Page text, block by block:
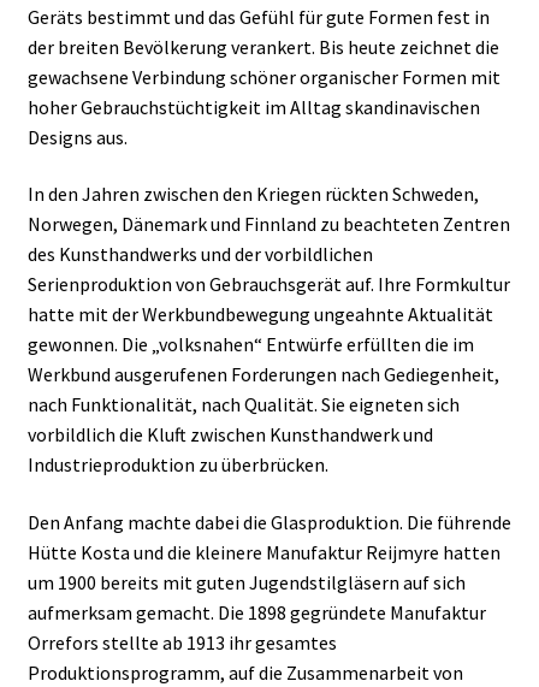
Geräts bestimmt und das Gefühl für gute Formen fest in
der breiten Bevölkerung verankert. Bis heute zeichnet die
gewachsene Verbindung schöner organischer Formen mit
hoher Gebrauchstüchtigkeit im Alltag skandinavischen
Designs aus.
In den Jahren zwischen den Kriegen rückten Schweden,
Norwegen, Dänemark und Finnland zu beachteten Zentren
des Kunsthandwerks und der vorbildlichen
Serienproduktion von Gebrauchsgerät auf. Ihre Formkultur
hatte mit der Werkbundbewegung ungeahnte Aktualität
gewonnen. Die „volksnahen“ Entwürfe erfüllten die im
Werkbund ausgerufenen Forderungen nach Gediegenheit,
nach Funktionalität, nach Qualität. Sie eigneten sich
vorbildlich die Kluft zwischen Kunsthandwerk und
Industrieproduktion zu überbrücken.
Den Anfang machte dabei die Glasproduktion. Die führende
Hütte Kosta und die kleinere Manufaktur Reijmyre hatten
um 1900 bereits mit guten Jugendstilgläsern auf sich
aufmerksam gemacht. Die 1898 gegründete Manufaktur
Orrefors stellte ab 1913 ihr gesamtes
Produktionsprogramm, auf die Zusammenarbeit von